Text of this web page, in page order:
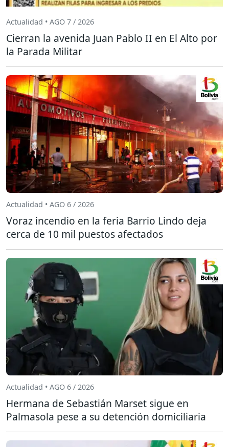
Actualidad • AGO 7 / 2026
Cierran la avenida Juan Pablo II en El Alto por
la Parada Militar
Actualidad • AGO 6 / 2026
Voraz incendio en la feria Barrio Lindo deja
cerca de 10 mil puestos afectados
Actualidad • AGO 6 / 2026
Hermana de Sebastián Marset sigue en
Palmasola pese a su detención domiciliaria